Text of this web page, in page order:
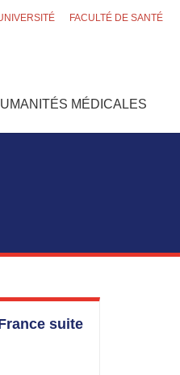
FACULTÉ DE SANTÉ
MÉDICALES
suite